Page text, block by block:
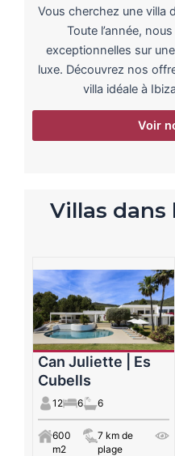
Vous cherchez une villa
Toute l’année,
exceptionnelles sur
luxe. Découvrez nos
villa idéale à
Voir
Villas dans
Can Juliette | Es
Cubells
12 6 6
600
m2
7 km de
plage